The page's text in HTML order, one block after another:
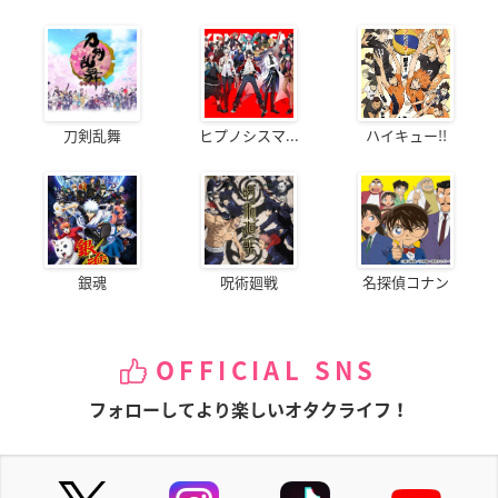
刀剣乱舞 ヒプノシスマ... ハイキュー!!
銀魂 呪術廻戦 名探偵コナン
OFFICIAL SNS
フォローしてより楽しいオタクライフ！